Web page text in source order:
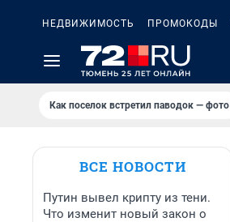
НЕДВИЖИМОСТЬ ПРОМОКОДЫ
Как поселок встретил паводок — фото
ВСЕ НОВОСТИ
Путин вывел крипту из тени.
Что изменит новый закон о